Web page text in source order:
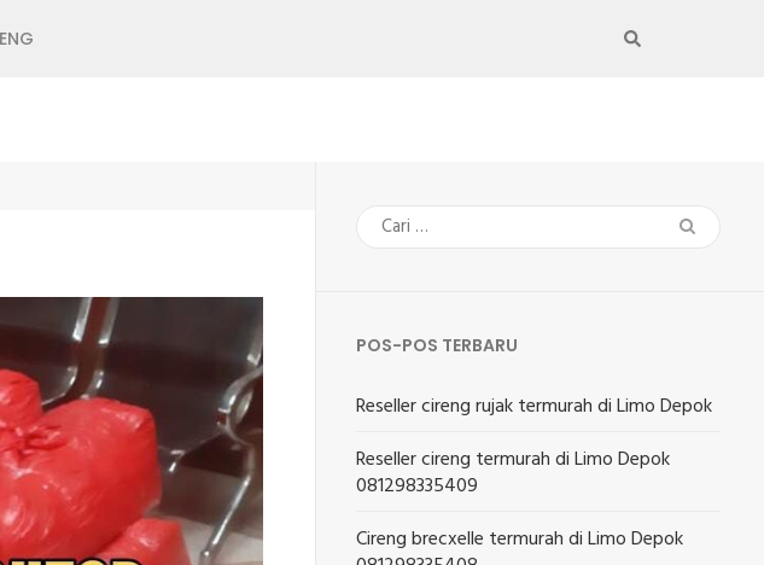
Cari
untuk:
POS-POS TERBARU
Reseller cireng rujak termurah di Limo Depok
Reseller cireng termurah di Limo Depok
081298335409
Cireng brecxelle termurah di Limo Depok